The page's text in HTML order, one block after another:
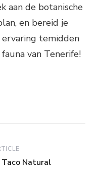
aan de botanische
en bereid je
temidden
van Tenerife!
Natural